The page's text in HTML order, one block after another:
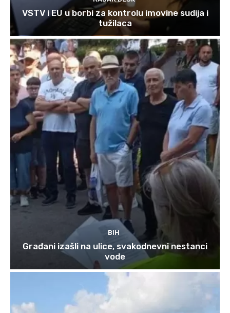
VSTV i EU u borbi za kontrolu imovine sudija i
tužilaca
BIH
Građani izašli na ulice, svakodnevni nestanci
vode